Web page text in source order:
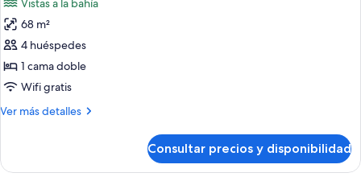
las
fotos
de
Habitación
ejecutiva
Vistas a la bahía
68 m²
4 huéspedes
1 cama doble
Wifi gratis
Ver más detalles
Más
ejecutiva
Consultar precios y disponibilidad